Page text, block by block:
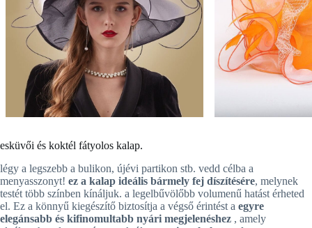
esküvői és koktél fátyolos kalap.
légy a legszebb a bulikon, újévi partikon stb. vedd célba a
menyasszonyt! ez a kalap ideális bármely fej díszítésére, melynek
testét több színben kínáljuk. a legelbűvölőbb volumenű hatást érheted
el. Ez a könnyű kiegészítő biztosítja a végső érintést a egyre
elegánsabb és kifinomultabb nyári megjelenéshez , amely